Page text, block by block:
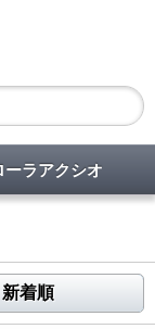
ーラアクシオ
新着順